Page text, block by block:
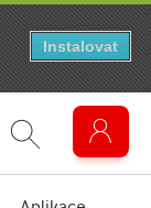
Instalovat